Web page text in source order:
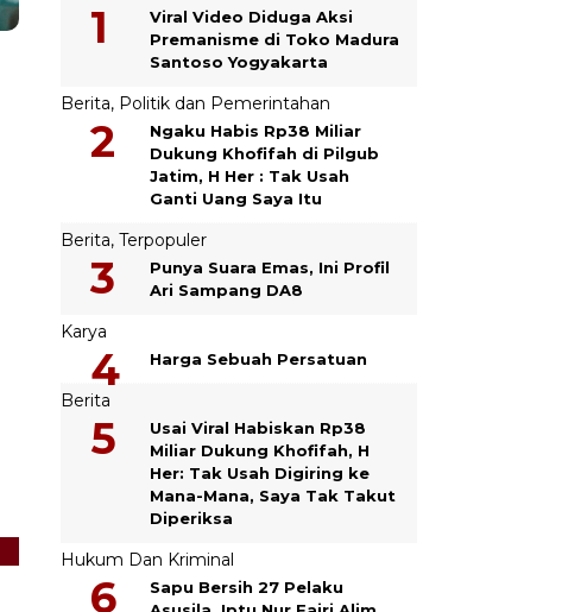
Viral Video Diduga Aksi
Premanisme di Toko Madura
Santoso Yogyakarta
Berita, Politik dan Pemerintahan
Ngaku Habis Rp38 Miliar
Dukung Khofifah di Pilgub
Jatim, H Her : Tak Usah
Ganti Uang Saya Itu
Berita, Terpopuler
Punya Suara Emas, Ini Profil
Ari Sampang DA8
Karya
Harga Sebuah Persatuan
Berita
Usai Viral Habiskan Rp38
Miliar Dukung Khofifah, H
Her: Tak Usah Digiring ke
Mana-Mana, Saya Tak Takut
Diperiksa
Hukum Dan Kriminal
Sapu Bersih 27 Pelaku